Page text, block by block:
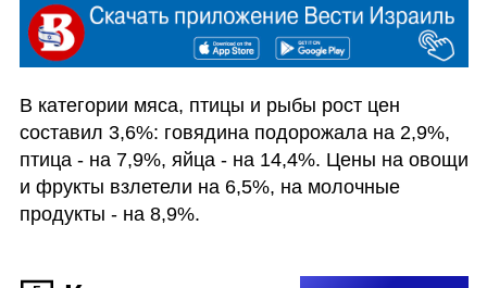
В категории мяса, птицы и рыбы рост цен
составил 3,6%: говядина подорожала на 2,9%,
птица - на 7,9%, яйца - на 14,4%. Цены на овощи
и фрукты взлетели на 6,5%, на молочные
продукты - на 8,9%.